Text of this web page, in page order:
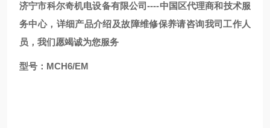
济宁市科尔奇机电设备有限公司----中国区代理商和技术服
务中心，详细产品介绍及故障维修保养请咨询我司工作人
员，我们愿竭诚为您服务
型号：MCH6/EM